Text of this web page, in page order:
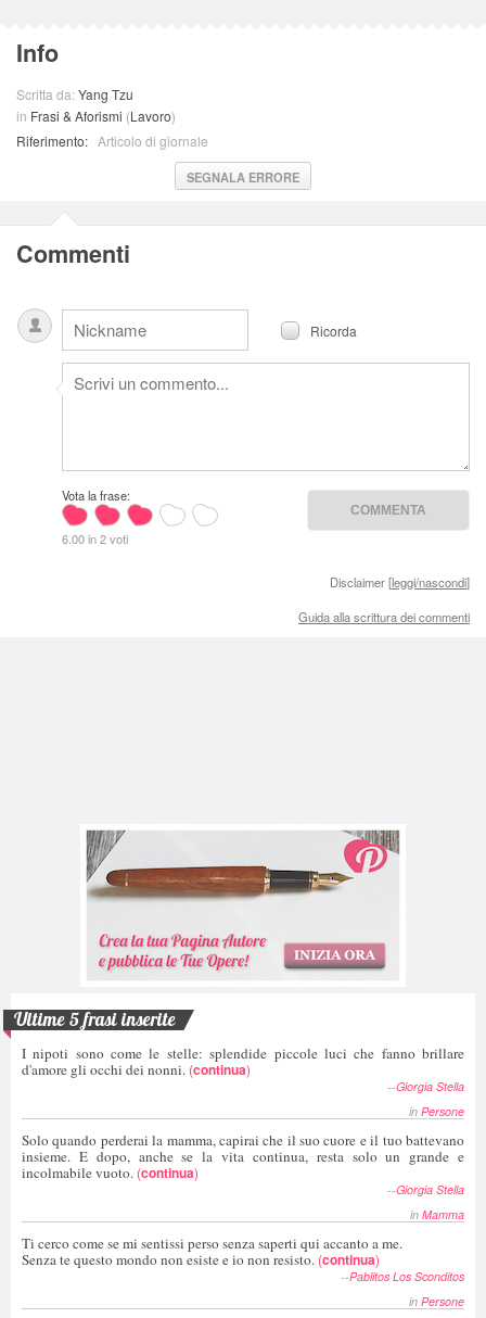
Info
Scritta da:Yang Tzu
in Frasi & Aforismi (Lavoro)
Riferimento: Articolo di giornale
SEGNALA ERRORE
Commenti
Ricorda
Vota la frase:
6.00 in 2 voti
Disclaimer [leggi/nascondi]
Guida alla scrittura dei commenti
Ultime 5 frasi inserite
I nipoti sono come le stelle: splendide piccole luci che fanno brillare
d'amore gli occhi dei nonni. (continua)
--Giorgia Stella
in Persone
Solo quando perderai la mamma, capirai che il suo cuore e il tuo battevano
insieme. E dopo, anche se la vita continua, resta solo un grande e
incolmabile vuoto. (continua)
--Giorgia Stella
in Mamma
Ti cerco come se mi sentissi perso senza saperti qui accanto a me.
Senza te questo mondo non esiste e io non resisto. (continua)
--Pablitos Los Sconditos
in Persone